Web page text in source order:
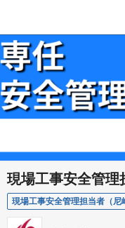
現場工事安全管理